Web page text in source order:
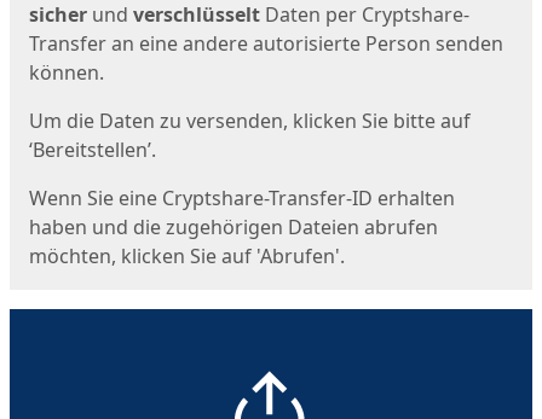
sicher und verschlüsselt Daten per Cryptshare-
Transfer an eine andere autorisierte Person senden
können.
Um die Daten zu versenden, klicken Sie bitte auf
‘Bereitstellen’.
Wenn Sie eine Cryptshare-Transfer-ID erhalten
haben und die zugehörigen Dateien abrufen
möchten, klicken Sie auf 'Abrufen'.